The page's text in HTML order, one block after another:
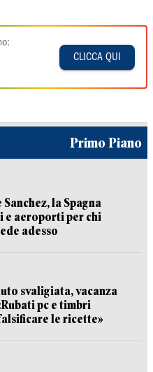
CLICCA QUI
Primo Piano
la Spagna
aeroporti per chi
adesso
svaligiata, vacanza
pc e timbri
le ricette»